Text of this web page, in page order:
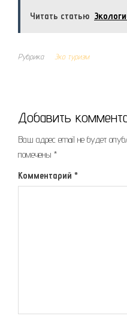
Читать статью
Рубрика Эко туризм
Добавить
Ваш адрес email не будет
помечены *
Комментарий *